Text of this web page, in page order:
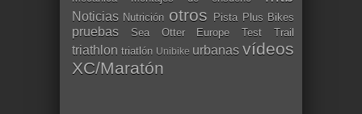
Noticias Nutrición otros Pista Plus Bikes
pruebas Sea Otter Europe Test Trail
triathlon triatlón Unibike urbanas vídeos
XC/Maratón